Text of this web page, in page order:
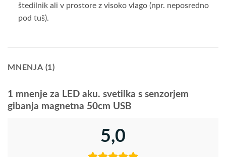
štedilnik ali v prostore z visoko vlago (npr. neposredno
pod tuš).
MNENJA (1)
1 mnenje za LED aku. svetilka s senzorjem
gibanja magnetna 50cm USB
5,0